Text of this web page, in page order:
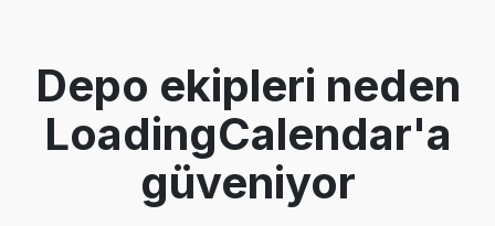
Depo ekipleri neden
LoadingCalendar'a
güveniyor